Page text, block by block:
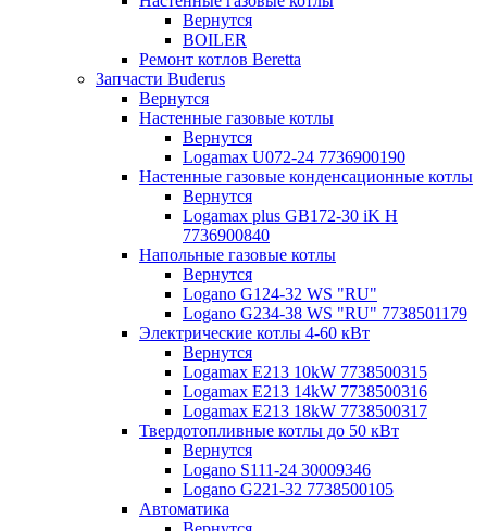
Вернутся
BOILER
Ремонт котлов Beretta
Запчасти Buderus
Вернутся
Настенные газовые котлы
Вернутся
Logamax U072-24 7736900190
Настенные газовые конденсационные котлы
Вернутся
Logamax plus GB172-30 iK H
7736900840
Напольные газовые котлы
Вернутся
Logano G124-32 WS "RU"
Logano G234-38 WS "RU" 7738501179
Электрические котлы 4-60 кВт
Вернутся
Logamax E213 10kW 7738500315
Logamax E213 14kW 7738500316
Logamax E213 18kW 7738500317
Твердотопливные котлы до 50 кВт
Вернутся
Logano S111-24 30009346
Logano G221-32 7738500105
Автоматика